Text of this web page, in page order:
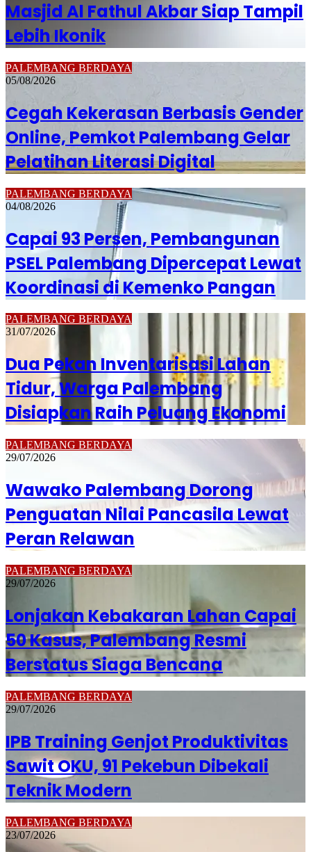
Masjid Al Fathul Akbar Siap Tampil
Lebih Ikonik
PALEMBANG BERDAYA
05/08/2026
Cegah Kekerasan Berbasis Gender
Online, Pemkot Palembang Gelar
Pelatihan Literasi Digital
PALEMBANG BERDAYA
04/08/2026
Capai 93 Persen, Pembangunan
PSEL Palembang Dipercepat Lewat
Koordinasi di Kemenko Pangan
PALEMBANG BERDAYA
31/07/2026
Dua Pekan Inventarisasi Lahan
Tidur, Warga Palembang
Disiapkan Raih Peluang Ekonomi
PALEMBANG BERDAYA
29/07/2026
Wawako Palembang Dorong
Penguatan Nilai Pancasila Lewat
Peran Relawan
PALEMBANG BERDAYA
29/07/2026
Lonjakan Kebakaran Lahan Capai
50 Kasus, Palembang Resmi
Berstatus Siaga Bencana
PALEMBANG BERDAYA
29/07/2026
IPB Training Genjot Produktivitas
Sawit OKU, 91 Pekebun Dibekali
Teknik Modern
PALEMBANG BERDAYA
23/07/2026